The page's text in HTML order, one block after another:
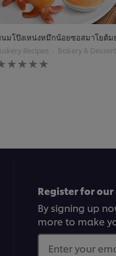
มโป๊งเหน่งหมึกน้อยซอสมาโยต้ม
Recipes Bakery &
No
Register for
By signing up
more to make
Enter your